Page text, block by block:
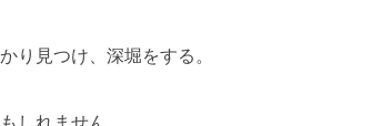
り見つけ、深堀をする。
しれません。